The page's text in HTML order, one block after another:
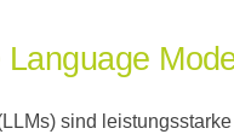
sind